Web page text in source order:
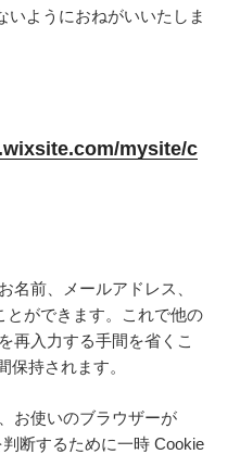
いようにおねがいいたしま
mysite/c
名前、メールアドレス、
とができます。これで他の
再入力する手間を省くこ
保持されます。
お使いのブラウザーが
断するために一時 Cookie